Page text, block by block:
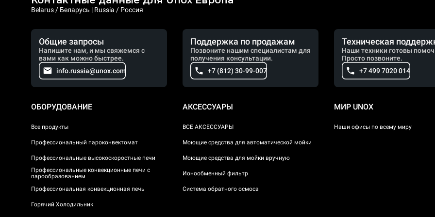
Belarus / Беларусь | Russia / Россия
Общие запросы
Напишите нам, и мы свяжемся с
вами как можно быстрее.
info.russia@unox.com
Поддержка по продажам
Позвоните нашим специалистам для
получения консультации.
+7 (812) 30-99-007
Техническая
Наши техники готовы
Просто позвоните.
+7 499 7020 014
ОБОРУДОВАНИЕ
Все продукты
Профессиональный пароконвектомат
Профессиональные высокоскоростные печи
Профессиональные конвекционные печи с
парообразованием
Профессиональная конвекционная печь
Горячий Холодильник
АКСЕССУАРЫ
ВСЕ АКСЕССУАРЫ
Моющие средства для автоматической мойки
Моющие средства для мойки вручную
Ионообменный фильтр
Система обратного осмоса
МИР UNOX
Наши офисы по всему миру